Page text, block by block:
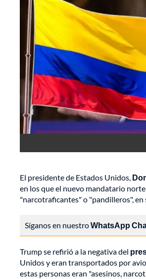
El presidente de Estados Unidos,
en los que el nuevo mandatario
"narcotraficantes" o "pandilleros",
Síganos en nuestroWhatsApp
Trump se refirió a la negativa del
Unidos y eran transportados por
estas personas eran "asesinos,